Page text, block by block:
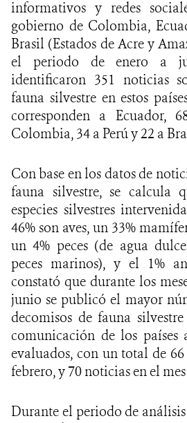
informativos y redes
gobierno de Colombia,
Brasil (Estados de Acre y
el periodo de enero a
identificaron 351 noticias
fauna silvestre en estos
corresponden a Ecuador,
Colombia, 34 a Perú y 22 a
Con base en los datos de
fauna silvestre, se calcula
especies silvestres
46% son aves, un 33%
un 4% peces (de agua
peces marinos), y el 1%
constató que durante los
junio se publicó el mayor
decomisos de fauna
comunicación de los países
evaluados, con un total de
febrero, y 70 noticias en el
Durante el periodo de